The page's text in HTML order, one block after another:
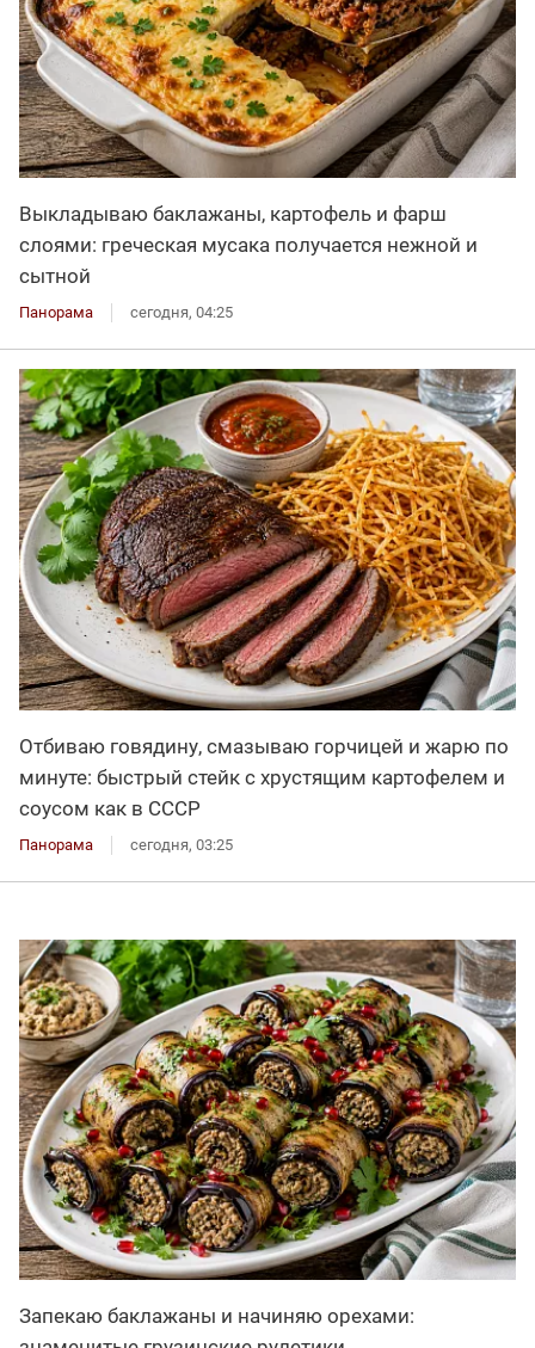
Выкладываю баклажаны, картофель и фарш
слоями: греческая мусака получается нежной и
сытной
Панорама сегодня, 04:25
Отбиваю говядину, смазываю горчицей и жарю по
минуте: быстрый стейк с хрустящим картофелем и
соусом как в СССР
Панорама сегодня, 03:25
Запекаю баклажаны и начиняю орехами: